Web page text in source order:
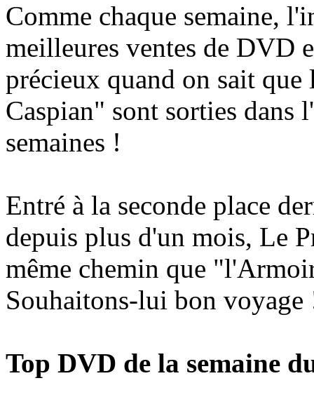
Comme chaque semaine,
meilleures ventes de DVD
précieux quand on sait
Caspian" sont sorties dans
semaines !
Entré à la seconde place
depuis plus d'un mois, Le
même chemin que
Souhaitons-lui bon voyage
Top DVD de la semaine